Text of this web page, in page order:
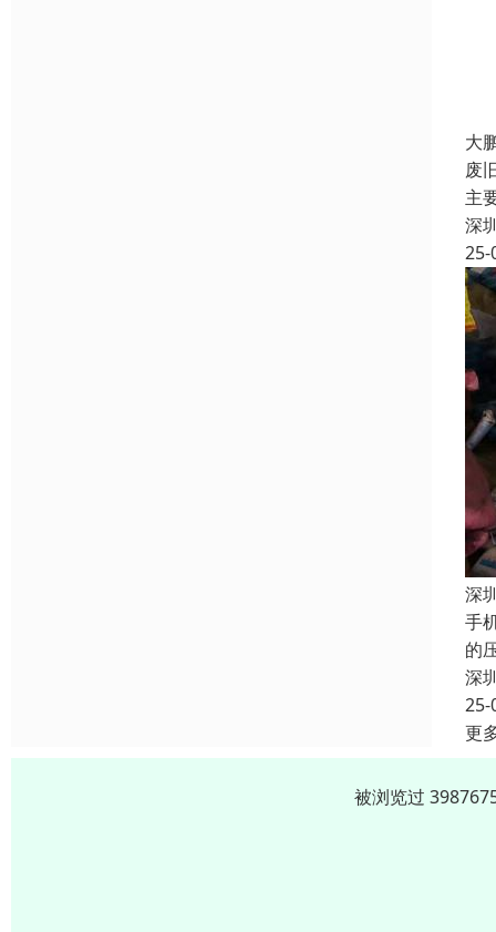
大
废
主
深
25-
深
手
的
深
25-
更
被浏览过